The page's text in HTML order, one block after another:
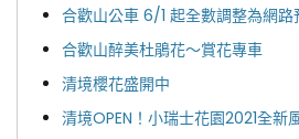
合歡山公車 6/1 起全數調整為網路
合歡山醉美杜鵑花～賞花專車
清境櫻花盛開中
清境OPEN！小瑞士花園2021全新